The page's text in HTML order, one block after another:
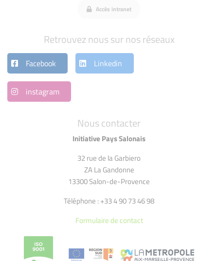
Nous contacter
Initiative Pays Salonais
32 rue de la Garbiero
ZA La Gandonne
13300 Salon-de-Provence
Téléphone : +33 4 90 73 46 98
Formulaire de contact
Accès intranet
Retrouvez nous sur nos réseaux
Facebook Linkedin
instagram